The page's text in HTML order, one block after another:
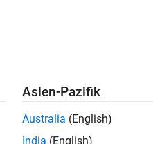
. Wenn Sie noch immer
unseres
Standort, um alle
Asien-Pazifik
Australia (English)
India (English)